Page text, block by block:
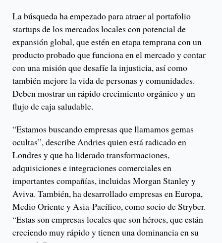
La búsqueda ha empezado para atraer al portafolio
startups de los mercados locales con potencial de
expansión global, que estén en etapa temprana con un
producto probado que funciona en el mercado y contar
con una misión que desafíe la injusticia, así como
también mejore la vida de personas y comunidades.
Deben mostrar un rápido crecimiento orgánico y un
flujo de caja saludable.
“Estamos buscando empresas que llamamos gemas
ocultas”, describe Andries quien está radicado en
Londres y que ha liderado transformaciones,
adquisiciones e integraciones comerciales en
importantes compañías, incluidas Morgan Stanley y
Aviva. También, ha desarrollado empresas en Europa,
Medio Oriente y Asia-Pacífico, como socio de Stryber.
“Estas son empresas locales que son héroes, que están
creciendo muy rápido y tienen una dominancia en su